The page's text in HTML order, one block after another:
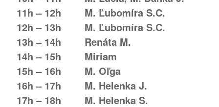
11h – 12h M. Ľubomíra S.C.
12h – 13h M. Ľubomíra S.C.
13h – 14h Renáta M.
14h – 15h Miriam
15h – 16h M. Oľga
16h – 17h M. Helenka J.
17h – 18h M. Helenka S.